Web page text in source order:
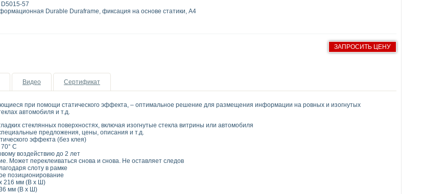
D5015-57
Durable Duraframe, фиксация на основе статики, А4
ЗАПРОСИТЬ ЦЕНУ
Видео Сертификат
при помощи статического эффекта, – оптимальное решение для размещения информации на ровных и изогнутых
автомобиля и т.д.
стеклянных поверхностях, включая изогнутые стекла витрины или автомобиля
предложения, цены, описания и т.д.
эффекта (без клея)
C
воздействию до 2 лет
Может переклеиваться снова и снова. Не оставляет следов
слоту в рамке
позиционирование
216 мм (В х Ш)
мм (В х Ш)